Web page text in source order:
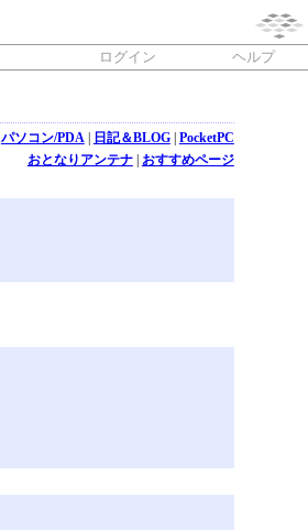
ログイン ヘルプ
パソコン/PDA| 日記＆BLOG| PocketPC
おとなりアンテナ| おすすめページ